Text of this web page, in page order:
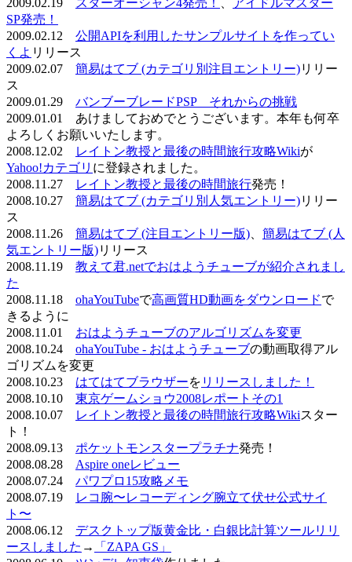
SP発売！
2009.02.12 公開APIを利用したサンプルサイトを作ってい
くよ リリース
2009.02.07 簡易はてブ (カテゴリ別注目エントリー)リリー
ス
2009.01.29 バンブーブレードPSP それからの挑戦
2009.01.01 あけましておめでとうございます。本年も何卒
よろしくお願いいたします。
2008.12.02
レイトン教授と最後の時間旅行攻略Wikiが
Yahoo!カテゴリ に登録されました。
2008.11.27
レイトン教授と最後の時間旅行発売！
2008.10.27 簡易はてブ (カテゴリ別人気エントリー)リリー
ス
2008.11.26 簡易はてブ (注目エントリー版)
簡易はてブ (人
気エントリー版)リリース
2008.11.19 教えて君.netでおはようチューブが紹介されまし
た
2008.11.18 ohaYouTubeで高画質HD動画をダウンロードで
きるように
2008.11.01 おはようチューブのアルゴリズムを変更
2008.10.24 ohaYouTube - おはようチューブの動画取得アル
ゴリズムを変更
2008.10.23 はてはてブラウザーを リリースしました！
2008.10.10 東京ゲームショウ2008レポートその1
2008.10.07
レイトン教授と最後の時間旅行攻略Wikiスター
ト！
2008.09.13 ポケットモンスタープラチナ発売！
2008.08.28 Aspire oneレビュー
2008.07.24 パワプロ15攻略メモ
2008.07.19
レコ腕〜レコーディング腕立て伏せ公式サイ
ト〜
2008.06.12 デスクトップ版黄金比・白銀比計算ツールリリ
ースしました →
「ZAPA GS」